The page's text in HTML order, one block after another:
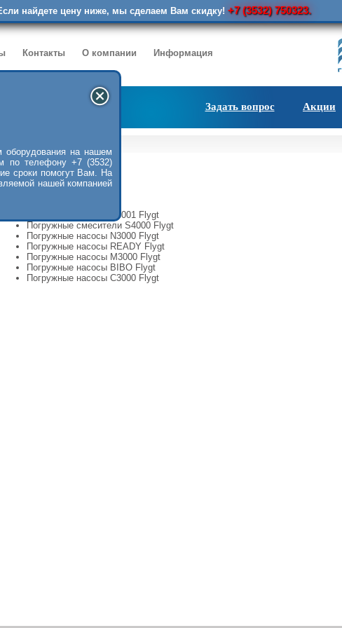
на нашем
по телефону +7 (3532)
сроки помогут Вам. На
нашей компанией
найдете цену ниже, мы сделаем Вам скидку! +7 (3532) 750323.
Контакты О компании Информация
Задать вопрос Акции
Погружные насосы C3001 Flygt
Погружные смесители S4000 Flygt
Погружные насосы N3000 Flygt
Погружные насосы READY Flygt
Погружные насосы M3000 Flygt
Погружные насосы BIBO Flygt
Погружные насосы C3000 Flygt